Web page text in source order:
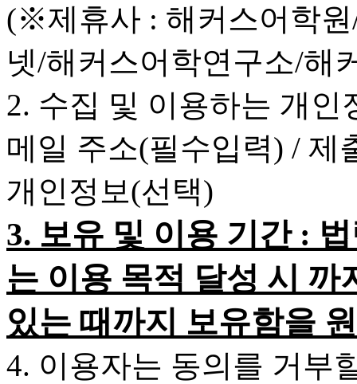
(※제휴사 : 해커스어학
넷/해커스어학연구소/해
2. 수집 및 이용하는 개
메일 주소(필수입력) / 제
개인정보(선택)
3. 보유 및 이용 기간 :
는 이용 목적 달성 시
있는 때까지 보유함을
4. 이용자는 동의를 거부